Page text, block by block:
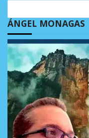
ÁNGEL MONAGAS